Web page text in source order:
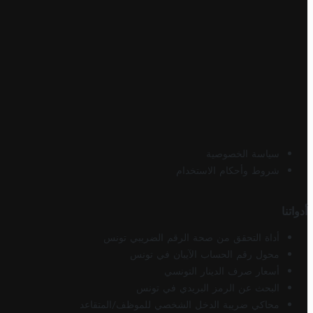
سياسة الخصوصية
شروط وأحكام الاستخدام
أدواتنا
أداة التحقق من صحة الرقم الضريبي تونس
محول رقم الحساب الآيبان في تونس
أسعار صرف الدينار التونسي
البحث عن الرمز البريدي في تونس
محاكي ضريبة الدخل الشخصي للموظف/المتقاعد